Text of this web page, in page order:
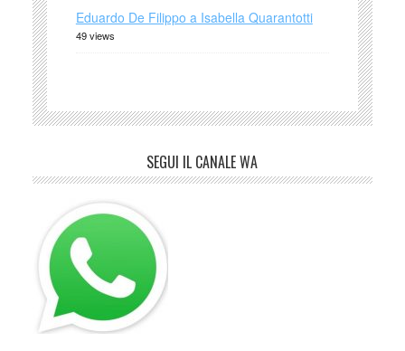
Eduardo De Filippo a Isabella Quarantotti
49 views
SEGUI IL CANALE WA